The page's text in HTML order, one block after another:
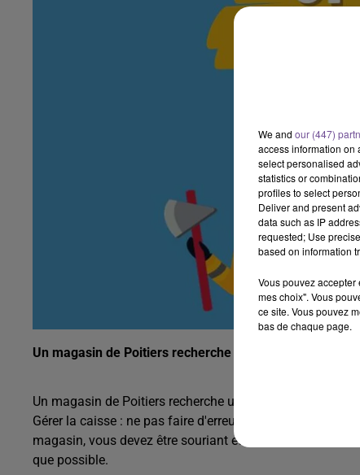
Un magasin de Poitiers recherche un hôte de caisse (H/
Un magasin de Poitiers recherche un hôte de caisse (H/
Gérer la caisse : ne pas faire d'erreur, compter le total
magasin, vous devez être souriant et aimable. Il s’agit
que possible.
We and our (447)
access information on
select personalised
statistics or
profiles to select
Deliver and present
data such as IP
requested; Use
based on information
Vous pouvez
mes choix". Vous
ce site. Vous pouvez
bas de chaque page.